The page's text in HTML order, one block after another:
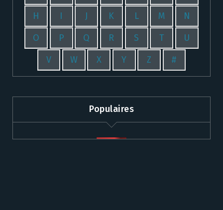
H I J K L M N
O P Q R S T U
V W X Y Z #
Populaires